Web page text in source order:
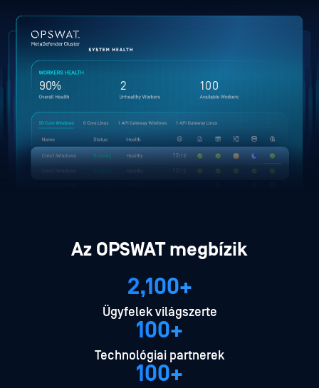
0 % 0 0
12
Az OPSWAT megbízik
2,100+
Ügyfelek világszerte
100+
Technológiai partnerek
100+